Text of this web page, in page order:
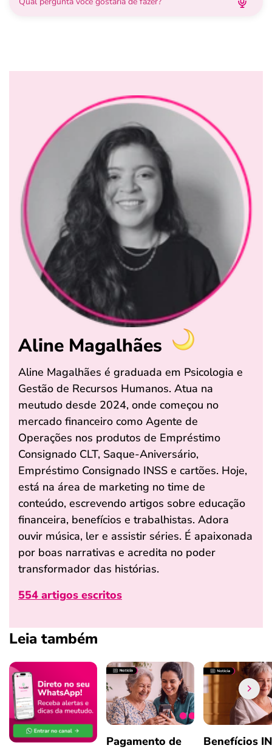
Aline Magalhães
Aline Magalhães é graduada em Psicologia e
Gestão de Recursos Humanos. Atua na
meutudo desde 2024, onde começou no
mercado financeiro como Agente de
Operações nos produtos de Empréstimo
Consignado CLT, Saque-Aniversário,
Empréstimo Consignado INSS e cartões. Hoje,
está na área de marketing no time de
conteúdo, escrevendo artigos sobre educação
financeira, benefícios e trabalhistas. Adora
ouvir música, ler e assistir séries. É apaixonada
por boas narrativas e acredita no poder
transformador das histórias.
554 artigos escritos
Leia também
Pagamento de
Benefícios